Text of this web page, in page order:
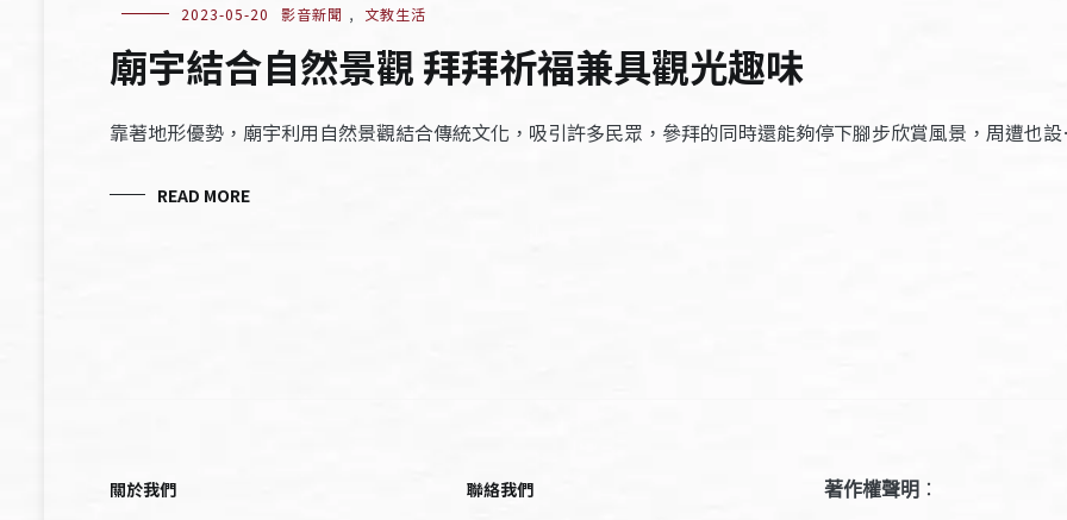
2023-05-20 影音新聞 , 文教生活
廟宇結合自然景觀 拜拜祈福兼具觀光趣味
靠著地形優勢，廟宇利用自然景觀結合傳統文化，吸引許多民眾，參拜的同時還能夠停下腳步欣賞風景，周遭也
READ MORE
關於我們 聯絡我們 著作權聲明 ：